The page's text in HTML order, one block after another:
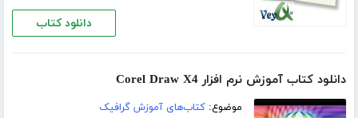
دانلود کتاب
دانلود کتاب آموزش نرم افزار Corel Draw X4
موضوع:کتاب‌های آموزش گرافیک